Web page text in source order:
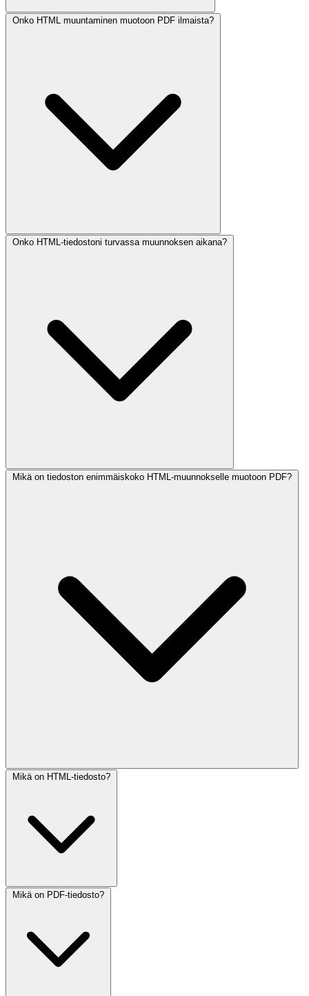
Onko HTML muuntaminen muotoon PDF ilmaista?
Onko HTML-tiedostoni turvassa muunnoksen aikana?
Mikä on tiedoston enimmäiskoko HTML-muunnokselle muotoon PDF?
Mikä on HTML-tiedosto?
Mikä on PDF-tiedosto?